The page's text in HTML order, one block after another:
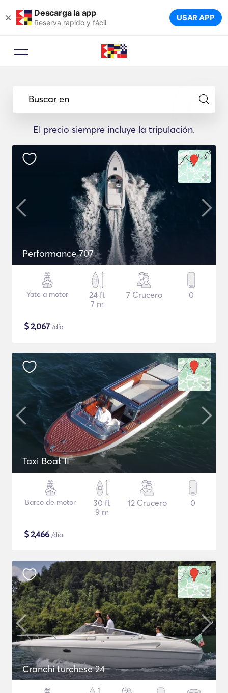
× Descarga la app
Reserva rápido y fácil USAR APP
Buscar en
El precio siempre incluye la tripulación.
Performance 707
Yate a motor
24 ft
7 m
7 Crucero 0
$2,067 /día
Taxi Boat II
Barco de motor
30 ft
9 m
12 Crucero 0
$2,466 /día
Cranchi turchese 24